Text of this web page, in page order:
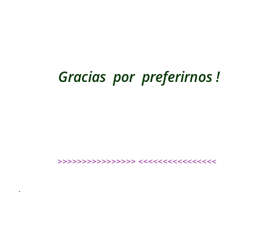
Gracias por preferirnos !
>>>>>>>>>>>>>>>> <<<<<<<<<<<<<<<<
.